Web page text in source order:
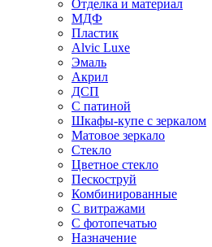
Отделка и материал
МДФ
Пластик
Alvic Luxe
Эмаль
Акрил
ДСП
С патиной
Шкафы-купе с зеркалом
Матовое зеркало
Стекло
Цветное стекло
Пескоструй
Комбинированные
С витражами
С фотопечатью
Назначение